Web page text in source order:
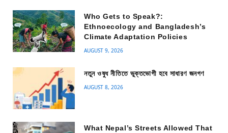
Who Gets to Speak?:
Ethnoecology and Bangladesh’s
Climate Adaptation Policies
AUGUST 9, 2026
নতুন ওষুধ নীতিতে ভুক্তভোগী হবে সাধারণ জনগণ
AUGUST 8, 2026
What Nepal’s Streets Allowed That